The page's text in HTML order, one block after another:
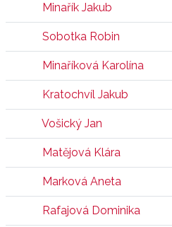
Minařík Jakub
Sobotka Robin
Minaříková Karolína
Kratochvíl Jakub
Vošický Jan
Matějová Klára
Marková Aneta
Rafajová Dominika